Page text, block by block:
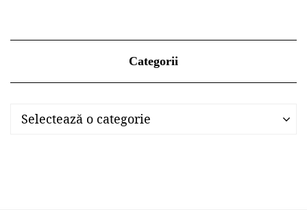
Categorii
Categorii
Selectează o categorie
Categorii